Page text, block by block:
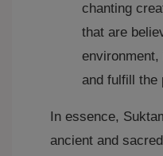
chanting
that are
and fulfill the
In essence,
ancient and